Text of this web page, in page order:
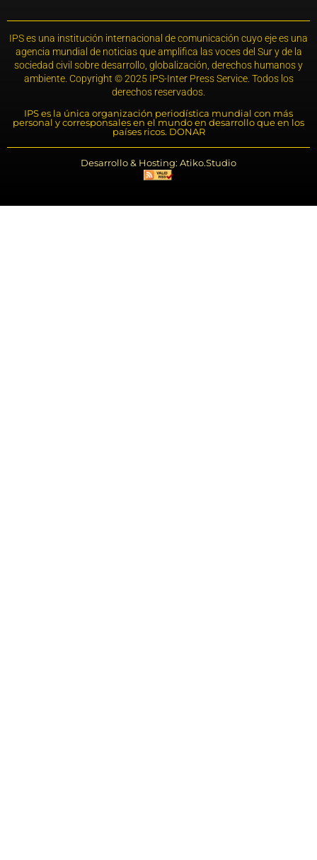
IPS es una institución internacional de comunicación cuyo eje es una
agencia mundial de noticias que amplifica las voces del Sur y de la
sociedad civil sobre desarrollo, globalización, derechos humanos y
ambiente. Copyright © 2025 IPS-Inter Press Service. Todos los
derechos reservados.
IPS es la única organización periodística mundial con más
personal y corresponsales en el mundo en desarrollo que en los
países ricos. DONAR
Desarrollo & Hosting: Atiko.Studio